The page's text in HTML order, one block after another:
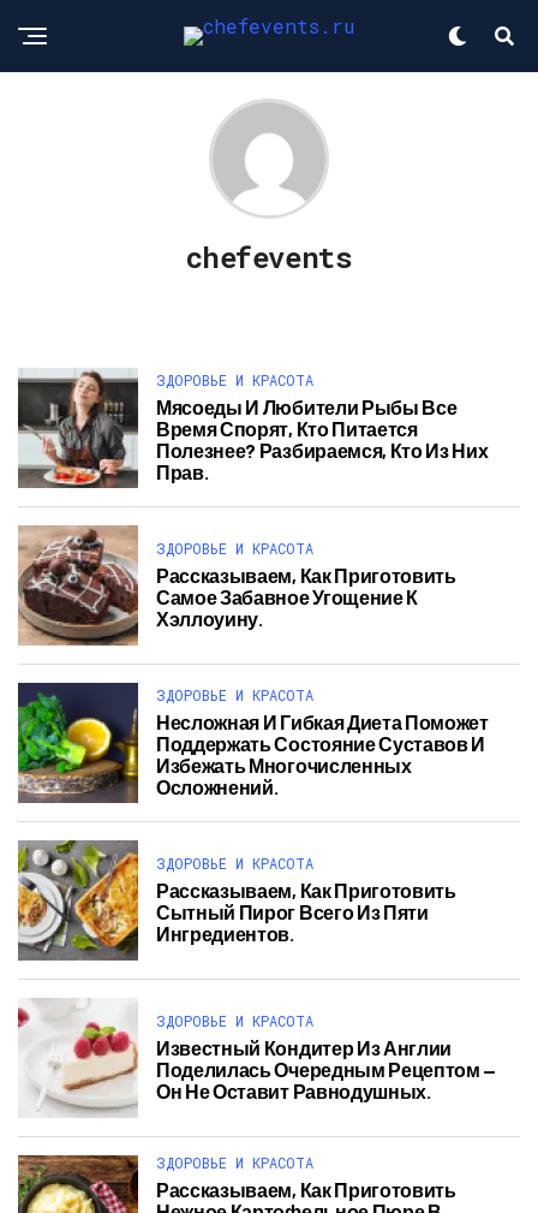
chefevents
ЗДОРОВЬЕ И КРАСОТА
Мясоеды И Любители Рыбы Все
Время Спорят, Кто Питается
Полезнее? Разбираемся, Кто Из Них
Прав.
ЗДОРОВЬЕ И КРАСОТА
Рассказываем, Как Приготовить
Самое Забавное Угощение К
Хэллоуину.
ЗДОРОВЬЕ И КРАСОТА
Несложная И Гибкая Диета Поможет
Поддержать Состояние Суставов И
Избежать Многочисленных
Осложнений.
ЗДОРОВЬЕ И КРАСОТА
Рассказываем, Как Приготовить
Сытный Пирог Всего Из Пяти
Ингредиентов.
ЗДОРОВЬЕ И КРАСОТА
Известный Кондитер Из Англии
Поделилась Очередным Рецептом —
Он Не Оставит Равнодушных.
ЗДОРОВЬЕ И КРАСОТА
Рассказываем, Как Приготовить